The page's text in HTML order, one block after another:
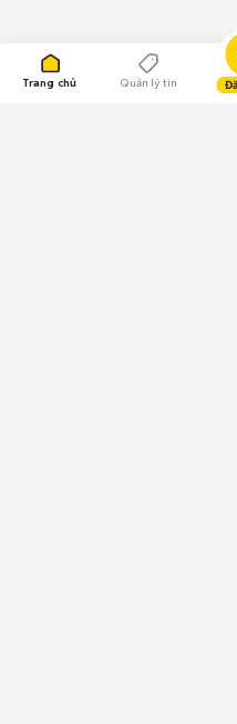
Trang chủ Quản lý tin